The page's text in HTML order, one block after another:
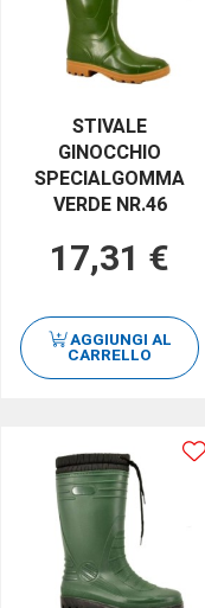
STIVALE
GINOCCHIO
SPECIALGOMMA
VERDE NR.46
17,31 €
AGGIUNGI AL
CARRELLO